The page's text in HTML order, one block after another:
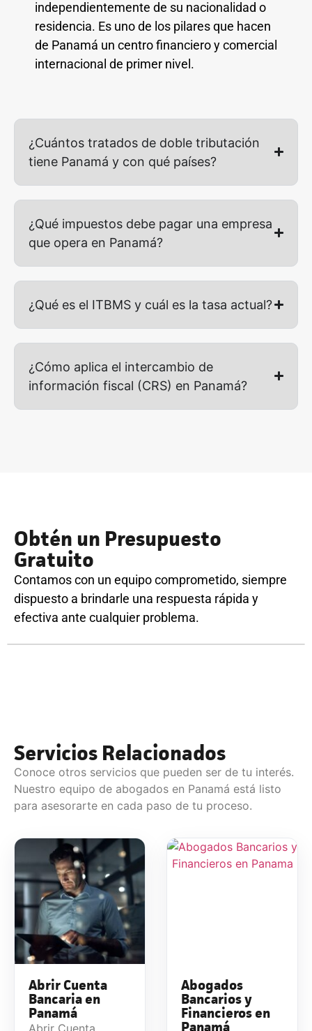
independientemente de su nacionalidad o
residencia. Es uno de los pilares que hacen
de Panamá un centro financiero y comercial
internacional de primer nivel.
¿Cuántos tratados de doble tributación
tiene Panamá y con qué países?
¿Qué impuestos debe pagar una empresa
que opera en Panamá?
¿Qué es el ITBMS y cuál es la tasa actual?
¿Cómo aplica el intercambio de
información fiscal (CRS) en Panamá?
Obtén un Presupuesto
Gratuito
Contamos con un equipo comprometido, siempre
dispuesto a brindarle una respuesta rápida y
efectiva ante cualquier problema.
Servicios Relacionados
Conoce otros servicios que pueden ser de tu interés.
Nuestro equipo de abogados en Panamá está listo
para asesorarte en cada paso de tu proceso.
Abrir Cuenta
Bancaria en
Panamá
Abogados
Bancarios y
Financieros en
Panamá